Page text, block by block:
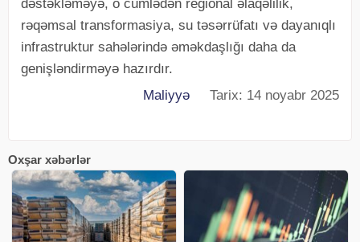
dəstəkləməyə, o cümlədən regional əlaqəlilik,
rəqəmsal transformasiya, su təsərrüfatı və dayanıqlı
infrastruktur sahələrində əməkdaşlığı daha da
genişləndirməyə hazırdır.
Maliyyə Tarix: 14 noyabr 2025
Oxşar xəbərlər